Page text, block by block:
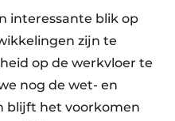
interessante blik op
zijn te
op de werkvloer te
nog de wet- en
blijft het voorkomen